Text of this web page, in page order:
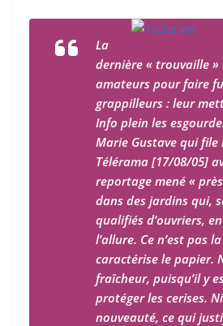
La
dernière « trouvaille
amateurs pour faire
grappilleurs : leur
Info plein les
Marie Gustave qui file
Télérama [17/08/05]
reportage mené «
dans des jardins qui,
qualifiés d’ouvriers,
l’allure. Ce n’est pas
caractérise le papier.
fraîcheur, puisqu’il y
protéger les cerises.
nouveauté, ce qui